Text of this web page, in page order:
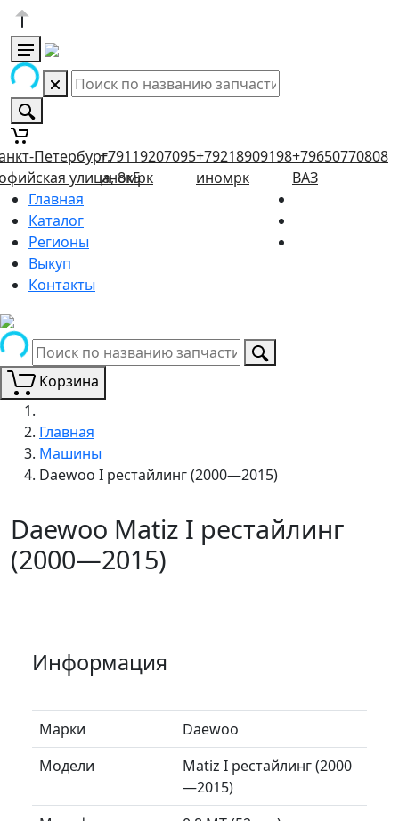
Петербург,
улица, 8к5
+79119207095
иномрк
+79218909198
иномрк
+79650770808
ВАЗ
Главная
Каталог
Регионы
Выкуп
Контакты
Корзина
Главная
Машины
Daewoo I рестайлинг (2000—2015)
Daewoo Matiz I рестайлинг
(2000—2015)
Информация
Марки
Daewoo
Модели
Matiz I рестайлинг (2000
—2015)